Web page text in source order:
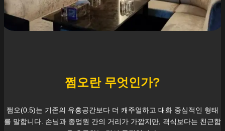
쩜오란 무엇인가?
쩜오(0.5)는 기존의 유흥공간보다 더 캐주얼하고 대화 중심적인 형태
를 말합니다. 손님과 종업원 간의 거리가 가깝지만, 격식보다는 친근함